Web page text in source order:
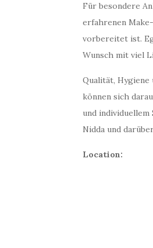
Für besondere
erfahrenen
vorbereitet ist.
Wunsch mit viel
Qualität, Hygiene
können sich
und
Nidda und
Location: